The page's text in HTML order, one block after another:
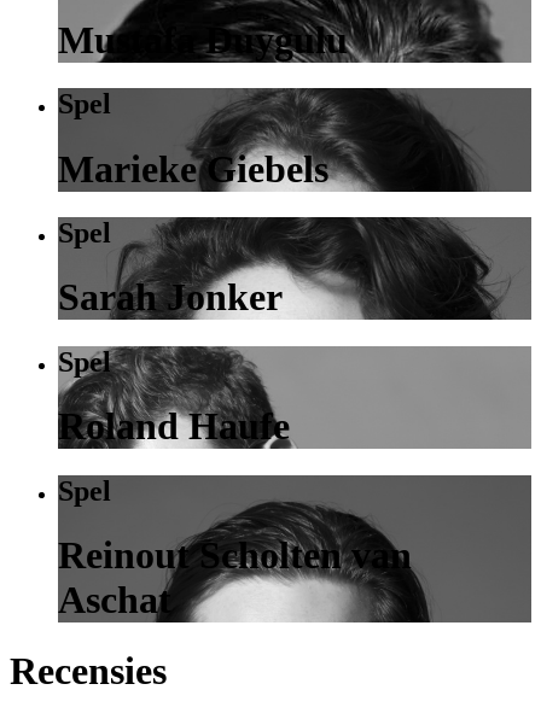
Mustafa Duygulu
Spel
Marieke Giebels
Spel
Sarah Jonker
Spel
Roland Haufe
Spel
Reinout Scholten van
Aschat
Recensies